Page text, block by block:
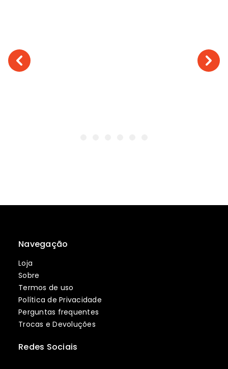
Navegação
Loja
Sobre
Termos de uso
Política de Privacidade
Perguntas frequentes
Trocas e Devoluções
Redes Sociais